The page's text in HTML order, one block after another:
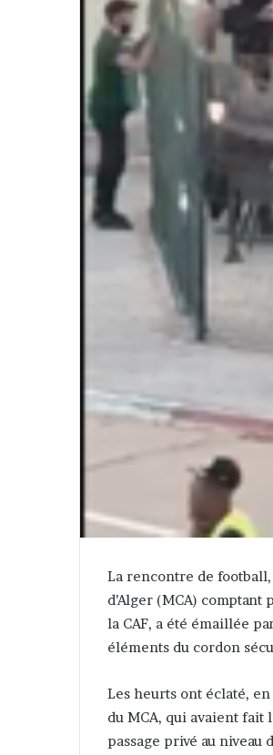
La rencontre de
d’Alger (MCA)
la CAF, a été émaillée
éléments du cordon
Les heurts ont éclaté,
du MCA, qui avaient
passage privé au niveau